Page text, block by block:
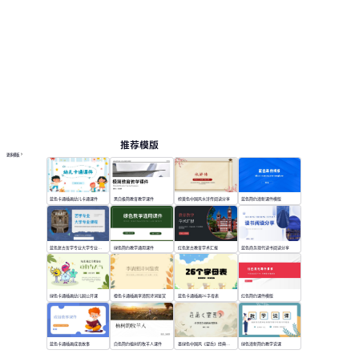
推荐模版
更多模板
蓝色卡通插画幼儿卡通课件 黑白极简教育教学课件 棕黄色中国风水浒传阅读分享 蓝色简约清新课件模版
绿色简约教学通用课件 红色复古教育学术汇报 蓝色商务现代读书阅读分享
绿色卡通插画幼儿园公开课 橙色卡通插画李清照诗词鉴赏 蓝色卡通插画26字母表 红色简约课件模版
蓝色卡通插画成语故事 白色简约植树的牧羊人课件 墨绿色中国风《望岳》经典诗词欣赏 绿色清新简约教学说课